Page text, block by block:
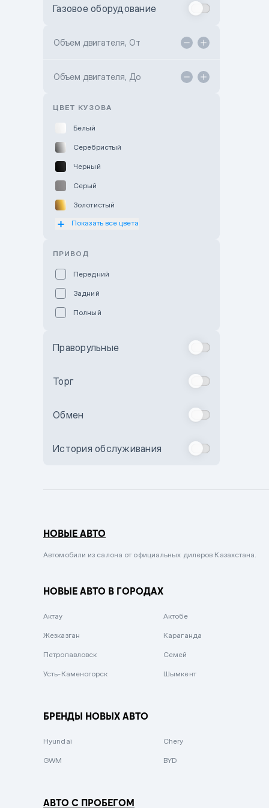
Toyota Kokshetau
Hyundai ShymCity
Газовое оборудование
Объем двигателя, От
Объем двигателя, До
ЦВЕТ КУЗОВА
Белый
Серебристый
Черный
Серый
Золотистый
Оранжевый
Бежевый
Комбинированный
Сиреневый металлик
Вишневый
Зеленый металлик
Показать все цвета
ПРИВОД
Передний
Задний
Полный
Праворульные
Торг
Обмен
История обслуживания
НОВЫЕ АВТО
Автомобили из салона от официальных дилеров Казахстана.
НОВЫЕ АВТО В ГОРОДАХ
Актау Актобе
Жезказган Караганда
Петропавловск Семей
Усть-Каменогорск Шымкент
БРЕНДЫ НОВЫХ АВТО
Hyundai Chery
GWM BYD
АВТО С ПРОБЕГОМ